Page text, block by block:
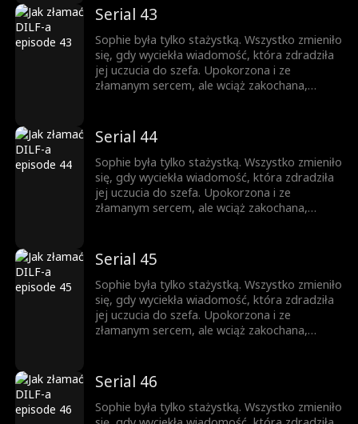
mieszkają razem. Nocą ich spojrzenia stają się
coraz bardziej odważne, a sekrety coraz
trudniejsze do ukrycia. Ona jest córką jego
najlepszego przyjaciela, a on mężczyzną, o
którym ona nie może przestać myśleć. Pokusa
nigdy nie była w jej planach.
Serial 43
Sophie była tylko stażystką. Wszystko zmieniło
się, gdy wyciekła wiadomość, która zdradziła
jej uczucia do szefa. Upokorzona i ze
złamanym sercem, ale wciąż zakochana,
mieszkają razem. Nocą ich spojrzenia stają się
coraz bardziej odważne, a sekrety coraz
trudniejsze do ukrycia. Ona jest córką jego
najlepszego przyjaciela, a on mężczyzną, o
którym ona nie może przestać myśleć. Pokusa
nigdy nie była w jej planach.
Serial 44
Sophie była tylko stażystką. Wszystko zmieniło
się, gdy wyciekła wiadomość, która zdradziła
jej uczucia do szefa. Upokorzona i ze
złamanym sercem, ale wciąż zakochana,
mieszkają razem. Nocą ich spojrzenia stają się
coraz bardziej odważne, a sekrety coraz
trudniejsze do ukrycia. Ona jest córką jego
najlepszego przyjaciela, a on mężczyzną, o
którym ona nie może przestać myśleć. Pokusa
nigdy nie była w jej planach.
Serial 45
Sophie była tylko stażystką. Wszystko zmieniło
się, gdy wyciekła wiadomość, która zdradziła
jej uczucia do szefa. Upokorzona i ze
złamanym sercem, ale wciąż zakochana,
mieszkają razem. Nocą ich spojrzenia stają się
coraz bardziej odważne, a sekrety coraz
trudniejsze do ukrycia. Ona jest córką jego
Serial 46
Sophie była tylko stażystką. Wszystko zmieniło